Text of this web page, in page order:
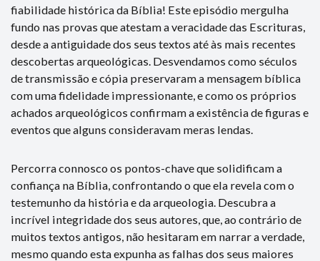
fiabilidade histórica da Bíblia! Este episódio mergulha
fundo nas provas que atestam a veracidade das Escrituras,
desde a antiguidade dos seus textos até às mais recentes
descobertas arqueológicas. Desvendamos como séculos
de transmissão e cópia preservaram a mensagem bíblica
com uma fidelidade impressionante, e como os próprios
achados arqueológicos confirmam a existência de figuras e
eventos que alguns consideravam meras lendas.
Percorra connosco os pontos-chave que solidificam a
confiança na Bíblia, confrontando o que ela revela com o
testemunho da história e da arqueologia. Descubra a
incrível integridade dos seus autores, que, ao contrário de
muitos textos antigos, não hesitaram em narrar a verdade,
mesmo quando esta expunha as falhas dos seus maiores